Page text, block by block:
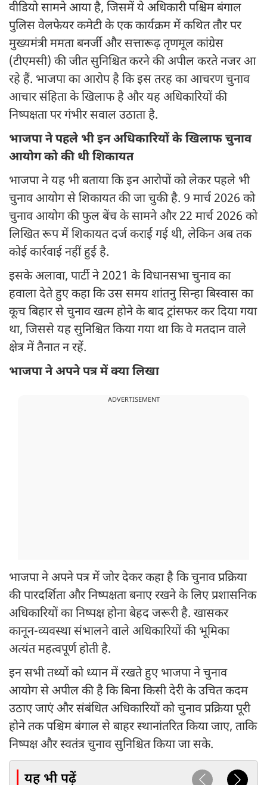
वीडियो सामने आया है, जिसमें ये अधिकारी पश्चिम बंगाल
पुलिस वेलफेयर कमेटी के एक कार्यक्रम में कथित तौर पर
मुख्यमंत्री ममता बनर्जी और सत्तारूढ़ तृणमूल कांग्रेस
(टीएमसी) की जीत सुनिश्चित करने की अपील करते नजर आ
रहे हैं. भाजपा का आरोप है कि इस तरह का आचरण चुनाव
आचार संहिता के खिलाफ है और यह अधिकारियों की
निष्पक्षता पर गंभीर सवाल उठाता है.
भाजपा ने पहले भी इन अधिकारियों के खिलाफ चुनाव
आयोग को की थी शिकायत
भाजपा ने यह भी बताया कि इन आरोपों को लेकर पहले भी
चुनाव आयोग से शिकायत की जा चुकी है. 9 मार्च 2026 को
चुनाव आयोग की फुल बेंच के सामने और 22 मार्च 2026 को
लिखित रूप में शिकायत दर्ज कराई गई थी, लेकिन अब तक
कोई कार्रवाई नहीं हुई है.
इसके अलावा, पार्टी ने 2021 के विधानसभा चुनाव का
हवाला देते हुए कहा कि उस समय शांतनु सिन्हा बिस्वास का
कूच बिहार से चुनाव खत्म होने के बाद ट्रांसफर कर दिया गया
था, जिससे यह सुनिश्चित किया गया था कि वे मतदान वाले
क्षेत्र में तैनात न रहें.
भाजपा ने अपने पत्र में क्या लिखा
ADVERTISEMENT
भाजपा ने अपने पत्र में जोर देकर कहा है कि चुनाव प्रक्रिया
की पारदर्शिता और निष्पक्षता बनाए रखने के लिए प्रशासनिक
अधिकारियों का निष्पक्ष होना बेहद जरूरी है. खासकर
कानून-व्यवस्था संभालने वाले अधिकारियों की भूमिका
अत्यंत महत्वपूर्ण होती है.
इन सभी तथ्यों को ध्यान में रखते हुए भाजपा ने चुनाव
आयोग से अपील की है कि बिना किसी देरी के उचित कदम
उठाए जाएं और संबंधित अधिकारियों को चुनाव प्रक्रिया पूरी
होने तक पश्चिम बंगाल से बाहर स्थानांतरित किया जाए, ताकि
निष्पक्ष और स्वतंत्र चुनाव सुनिश्चित किया जा सके.
यह भी पढ़ें